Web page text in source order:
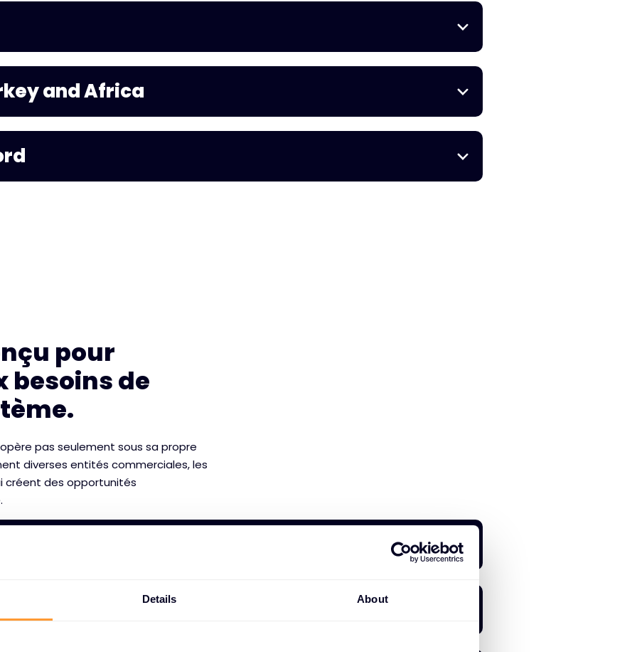
Details About
and Africa
pour
besoins de
pas seulement sous sa propre
diverses entités commerciales, les
créent des opportunités